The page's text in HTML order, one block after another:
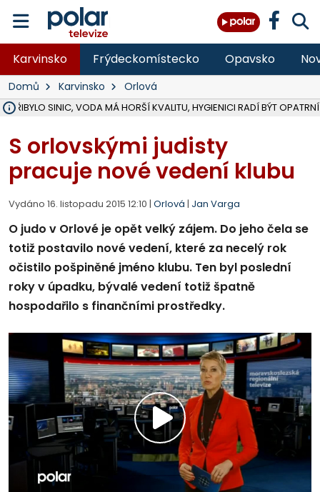
Karvinsko Frýdeckomístecko Opavsko
Domů Karvinsko Orlová
PŘIBYLO SINIC, VODA MÁ HORŠÍ KVALITU, HYGIENICI RADÍ BÝT OPATRNÍ
S orlovskými judisty
pracuje nové vedení klubu
Vydáno 16. listopadu 2015 12:10 | Orlová | Jan Varga
O judo v Orlové je opět velký zájem. Do jeho čela se
totiž postavilo nové vedení, které za necelý rok
očistilo pošpiněné jméno klubu. Ten byl poslední
roky v úpadku, bývalé vedení totiž špatně
hospodařilo s finančními prostředky.
Přehrát
video